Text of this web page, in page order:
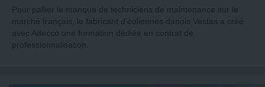
Pour pallier le manque de techniciens de maintenance sur le
marché français, le fabricant d’éoliennes danois Vestas a créé
avec Adecco une formation dédiée en contrat de
professionnalisation.